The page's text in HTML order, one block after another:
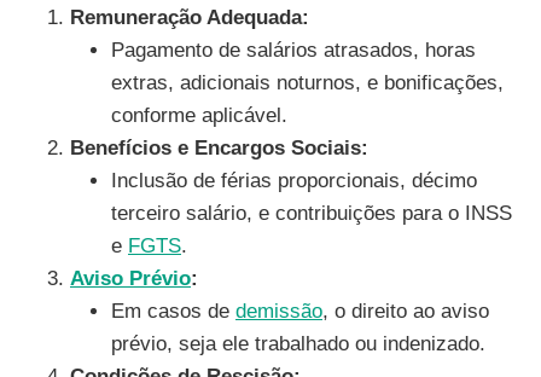
Remuneração Adequada:
Pagamento de salários atrasados, horas
extras, adicionais noturnos, e bonificações,
conforme aplicável.
Benefícios e Encargos Sociais:
Inclusão de férias proporcionais, décimo
terceiro salário, e contribuições para o INSS
e FGTS.
Aviso Prévio:
Em casos de demissão, o direito ao aviso
prévio, seja ele trabalhado ou indenizado.